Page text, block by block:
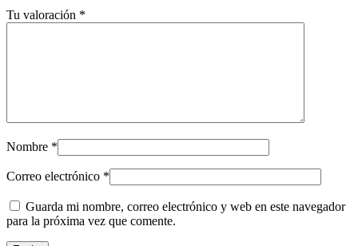
Tu valoración *
Nombre *
Correo electrónico *
Guarda mi nombre, correo electrónico y web en este navegador
para la próxima vez que comente.